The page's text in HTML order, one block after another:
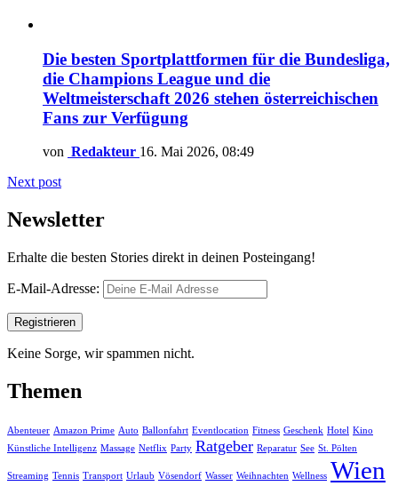
Die besten Sportplattformen für die Bundesliga,
die Champions League und die
Weltmeisterschaft 2026 stehen österreichischen
Fans zur Verfügung
von Redakteur 16. Mai 2026, 08:49
Next post
Newsletter
Erhalte die besten Stories direkt in deinen Posteingang!
E-Mail-Adresse:
Keine Sorge, wir spammen nicht.
Themen
Abenteuer Amazon Prime Auto Ballonfahrt Eventlocation Fitness Geschenk Hotel Kino
Künstliche Intelligenz Massage Netflix Party Ratgeber Reparatur See St. Pölten
Streaming Tennis Transport Urlaub Vösendorf Wasser Weihnachten Wellness Wien